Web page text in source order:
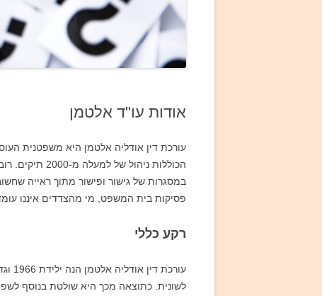
אודות עו"ד אלטמן
הכוללות
במסגרות של גישור ופישור מתוך ראייה
פסיקות בית המשפט, מי מהצדדים איננו
רקע כללי
לשונית. כתוצאה מכך היא שולטת בנוסף